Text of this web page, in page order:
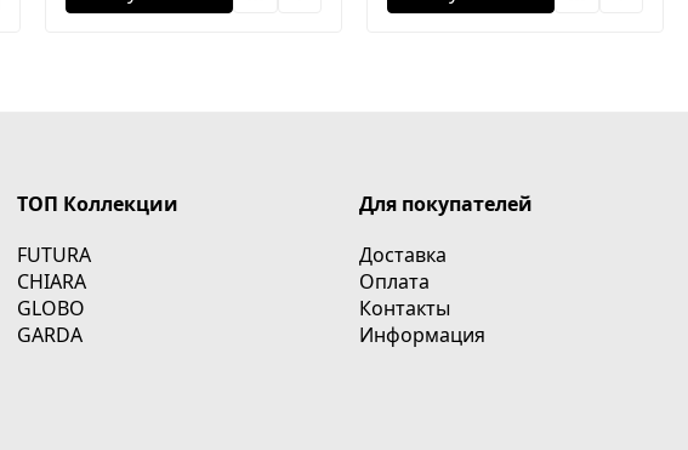
ТОП Коллекции
FUTURA
CHIARA
GLOBO
GARDA
Для покупателей
Доставка
Оплата
Контакты
Информация